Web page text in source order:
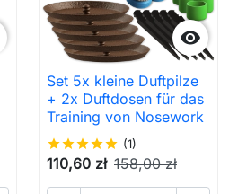

Set 5x kleine Duftpilze
+ 2x Duftdosen für das
Training von Nosework
starstarstarstarstar (1)
110,60 zł 158,00 zł